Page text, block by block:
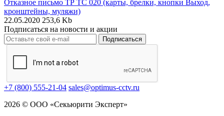
Отказное письмо ТР ТС 020 (карты, брелки, кнопки Выход,
кронштейны, муляжи)
22.05.2020 253,6 Kb
Подписаться на новости и акции
Подписаться
+7 (800) 555-21-04 sales@optimus-cctv.ru
2026 © ООО «Секьюрити Эксперт»